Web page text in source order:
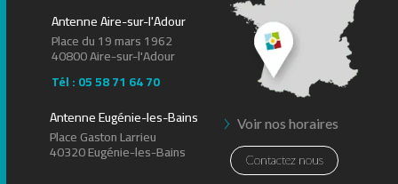
Antenne Aire-sur-l'Adour
Place du 19 mars 1962
40800 Aire-sur-l'Adour
Tél : 05 58 71 64 70
Voir nos horaires
Antenne Eugénie-les-Bains
Place Gaston Larrieu
40320 Eugénie-les-Bains Contactez nous